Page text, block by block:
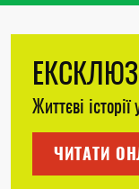
Життєві історії
ЧИТАТИ